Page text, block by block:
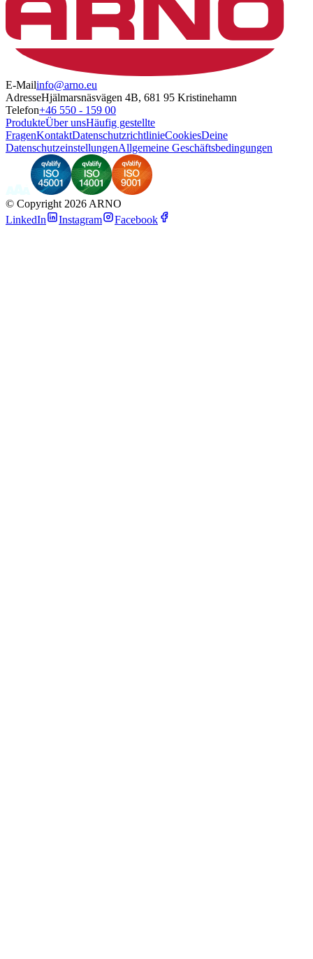
E-Mailinfo@arno.eu
AdresseHjälmarsnäsvägen 4B, 681 95 Kristinehamn
Telefon+46 550 - 159 00
ProdukteÜber unsHäufig gestellte
FragenKontaktDatenschutzrichtlinieCookiesDeine
DatenschutzeinstellungenAllgemeine Geschäftsbedingungen
© Copyright 2026 ARNO
LinkedIn
Instagram Facebook